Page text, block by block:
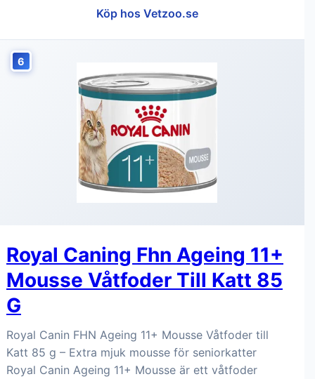
Köp hos Vetzoo.se
6
Royal Caning Fhn Ageing 11+
Mousse Våtfoder Till Katt 85
G
Royal Canin FHN Ageing 11+ Mousse Våtfoder till
Katt 85 g – Extra mjuk mousse för seniorkatter
Royal Canin Ageing 11+ Mousse är ett våtfoder